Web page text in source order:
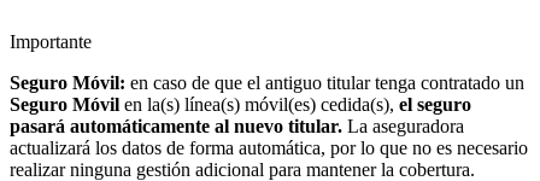
Importante
Seguro Móvil: en caso de que el antiguo titular tenga contratado un
Seguro Móvil en la(s) línea(s) móvil(es) cedida(s), el seguro
pasará automáticamente al nuevo titular. La aseguradora
actualizará los datos de forma automática, por lo que no es necesario
realizar ninguna gestión adicional para mantener la cobertura.